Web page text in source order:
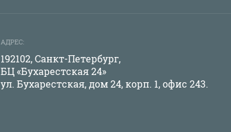
АДРЕС:
192102, Санкт-Петербург,
БЦ «Бухарестская 24»
ул. Бухарестская, дом 24, корп. 1, офис 243.